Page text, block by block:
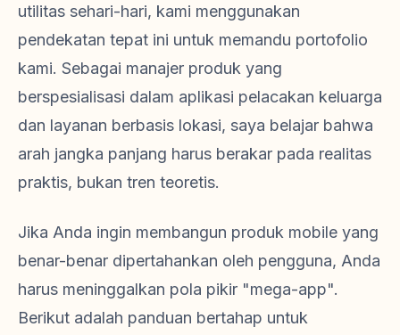
utilitas sehari-hari, kami menggunakan
pendekatan tepat ini untuk memandu portofolio
kami. Sebagai manajer produk yang
berspesialisasi dalam aplikasi pelacakan keluarga
dan layanan berbasis lokasi, saya belajar bahwa
arah jangka panjang harus berakar pada realitas
praktis, bukan tren teoretis.
Jika Anda ingin membangun produk mobile yang
benar-benar dipertahankan oleh pengguna, Anda
harus meninggalkan pola pikir "mega-app".
Berikut adalah panduan bertahap untuk